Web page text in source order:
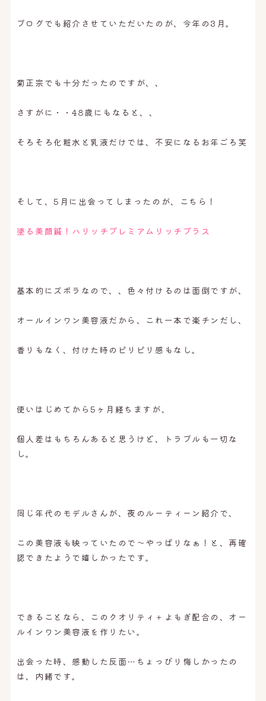
ブログでも紹介させていただいたのが、今年の3月。
菊正宗でも十分だったのですが、、
さすがに・・48歳にもなると、、
そろそろ化粧水と乳液だけでは、不安になるお年ごろ笑
そして、5月に出会ってしまったのが、こちら！
塗る美顔鍼！ハリッチプレミアムリッチプラス
基本的にズボラなので、、色々付けるのは面倒ですが、
オールインワン美容液だから、これ一本で楽チンだし、
香りもなく、付けた時のピリピリ感もなし。
使いはじめてから5ヶ月経ちますが、
個人差はもちろんあると思うけど、トラブルも一切な
し。
同じ年代のモデルさんが、夜のルーティーン紹介で、
この美容液も映っていたので〜やっぱりなぁ！と、再確
認できたようで嬉しかったです。
できることなら、このクオリティ＋よもぎ配合の、オー
ルインワン美容液を作りたい。
出会った時、感動した反面…ちょっぴり悔しかったの
は、内緒です。